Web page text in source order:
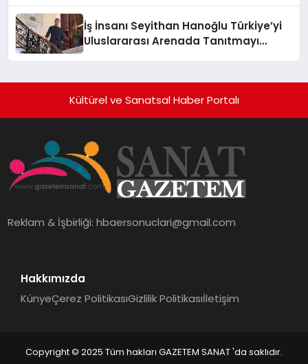
İş İnsanı Seyithan Hanoğlu Türkiye’yi
Uluslararası Arenada Tanıtmayı
Kültürel ve Sanatsal Haber Portalı
Reklam & İşbirliği:hbaersonuclari@gmail.com
Hakkımızda
KünyeÇerez PolitikasıGizlilik Politikasıİletişim
Copyright © 2025 Tüm hakları GAZETEM SANAT 'da saklıdır.